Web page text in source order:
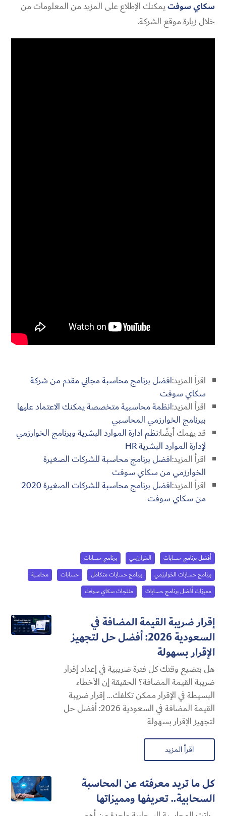
سكاي سوفتيمكنك الإطلاع على المزيد من المعلومات من
خلال زيارة موقع الشركة.
اقرأ المزيد:افضل برنامج محاسبة مجاني مقدم من شركة
سكاي سوفت
اقرأ المزيد:انظمة محاسبية متخصصة يمكنك الاعتماد عليها
ببرنامج الخوارزمي المحاسبي
قد يهمك أيضًا:نظم ادارة الموارد البشرية وبرنامج الخوارزمي
لإدارة الموارد البشرية HR
اقرأ المزيد:افضل برنامج محاسبة للشركات الصغيرة
الخوارزمي من سكاي سوفت
اقرأ المزيد:
افضل برنامج محاسبة للشركات الصغيرة 2020
من سكاي سوفت
أفضل برنامج حسابات الخوارزمي
برنامج حسابات
برنامج حسابات الخوارزمي
برنامج حسابات متكامل حسابات
محاسبة
مميزات أفضل برنامج حسابات
منتجات سكاي سوفت
إقرار ضريبة القيمة المضافة في
السعودية 2026: أفضل حل لتجهيز
الإقرار بسهولة
هل بتضيع وقتك كل فترة ضريبية في إعداد إقرار
ضريبة القيمة المضافة؟ الحقيقة إن الأخطاء
البسيطة في الإقرار ممكن تكلفك... إقرار ضريبة
القيمة المضافة في السعودية 2026: أفضل حل
لتجهيز الإقرار بسهولة
اقرأ المزيد
كل ما تريد معرفته عن المحاسبة
السحابية​.. تعريفها ومميزاتها